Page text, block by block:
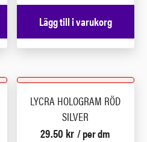
Lägg till i varukorg
LYCRA HOLOGRAM RÖD
SILVER
29.50 kr / per dm